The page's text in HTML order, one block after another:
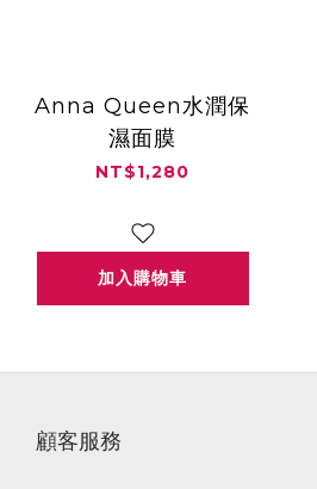
Anna Queen水潤保
濕面膜
NT$1,280
加入購物車
顧客服務